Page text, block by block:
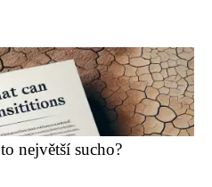
největší sucho?